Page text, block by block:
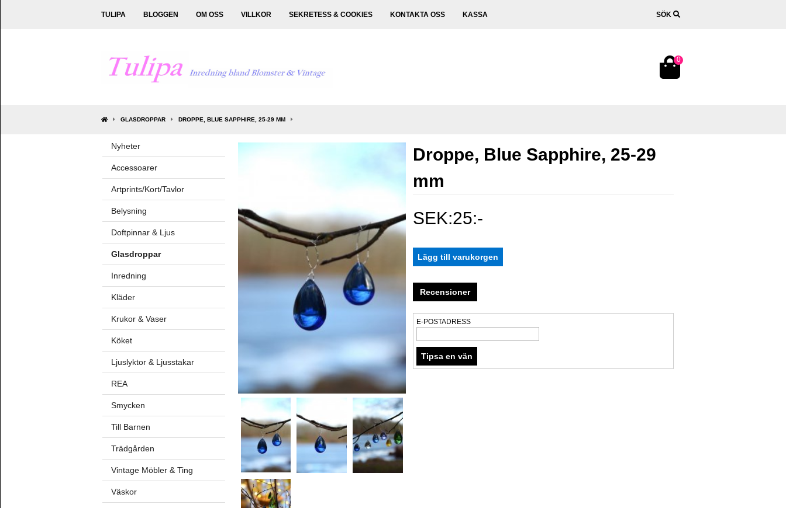
TULIPA BLOGGEN OM OSS VILLKOR SEKRETESS & COOKIES KONTAKTA OSS KASSA SÖK
0
GLASDROPPAR DROPPE, BLUE SAPPHIRE, 25-29 MM
Nyheter
Accessoarer
Artprints/Kort/Tavlor
Belysning
Doftpinnar & Ljus
Glasdroppar
Inredning
Kläder
Krukor & Vaser
Köket
Ljuslyktor & Ljusstakar
REA
Smycken
Till Barnen
Trädgården
Vintage Möbler & Ting
Väskor
Droppe, Blue Sapphire, 25-29
mm
SEK:25:-
Recensioner
E-POSTADRESS